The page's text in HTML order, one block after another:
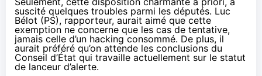
suscité quelques troubles parmi les députés. Luc
Bélot (PS), rapporteur, aurait aimé que cette
exemption ne concerne que les cas de tentative,
jamais celle d’un hacking consommé. De plus, il
aurait préféré qu’on attende les conclusions du
Conseil d’État qui travaille actuellement sur le statut
de lanceur d’alerte.